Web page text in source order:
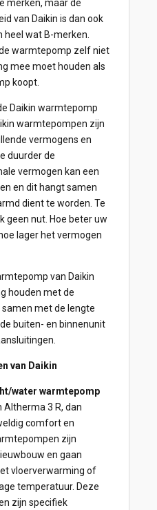
merken, maar de
van Daikin is dan ook
heel wat B-merken.
warmtepomp zelf niet
mee moet houden als
koopt.
Daikin warmtepomp
warmtepompen zijn
vermogens en
duurder de
vermogen kan een
en dit hangt samen
dient te worden. Te
geen nut. Hoe beter uw
lager het vermogen
van Daikin
houden met de
met de lengte
buiten- en binnenunit
van Daikin
water warmtepomp
Altherma 3 R, dan
comfort en
zijn
en gaan
vloerverwarming of
temperatuur. Deze
zijn specifiek